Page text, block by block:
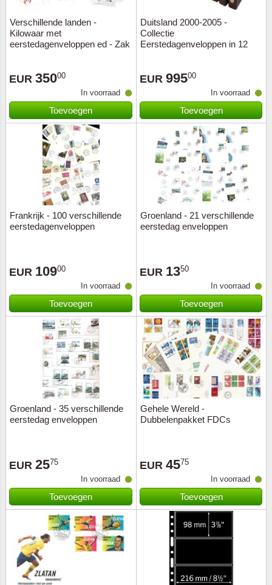
Verschillende landen -
Kilowaar met
eerstedagenveloppen ed - Zak
EUR 35000
In voorraad
Toevoegen
Duitsland 2000-2005 -
Collectie
Eerstedagenveloppen in 12
EUR 99500
In voorraad
Toevoegen
Frankrijk - 100 verschillende
eerstedagenveloppen
EUR 10900
In voorraad
Toevoegen
Groenland - 21 verschillende
eerstedag enveloppen
EUR 1350
In voorraad
Toevoegen
Groenland - 35 verschillende
eerstedag enveloppen
EUR 2575
In voorraad
Toevoegen
Gehele Wereld -
Dubbelenpakket FDCs
EUR 4575
In voorraad
Toevoegen
Scouts
Sport
Zegel
Muziek
Italië
Japan